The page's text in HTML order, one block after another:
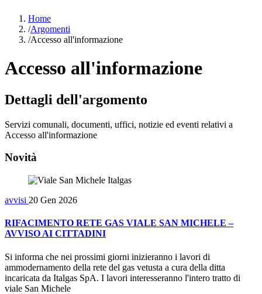
Home
/Argomenti
/Accesso all'informazione
Accesso all'informazione
Dettagli dell'argomento
Servizi comunali, documenti, uffici, notizie ed eventi relativi a
Accesso all'informazione
Novità
avvisi 20 Gen 2026
RIFACIMENTO RETE GAS VIALE SAN MICHELE –
AVVISO AI CITTADINI
Si informa che nei prossimi giorni inizieranno i lavori di
ammodernamento della rete del gas vetusta a cura della ditta
incaricata da Italgas SpA. I lavori interesseranno l'intero tratto di
viale San Michele